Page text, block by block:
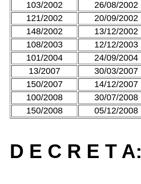
103/2002
26/08/2002
121/2002
20/09/2002
148/2002
13/12/2002
108/2003
12/12/2003
101/2004
24/09/2004
13/2007
30/03/2007
150/2007
14/12/2007
100/2008
30/07/2008
150/2008
05/12/2008
D E C R E T A: